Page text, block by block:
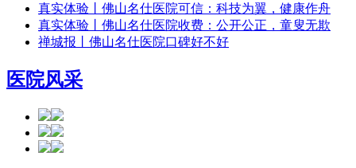
真实体验丨佛山名仕医院可信：科技为翼，健康作舟
真实体验丨佛山名仕医院收费：公开公正，童叟无欺
禅城报丨佛山名仕医院口碑好不好
医院风采